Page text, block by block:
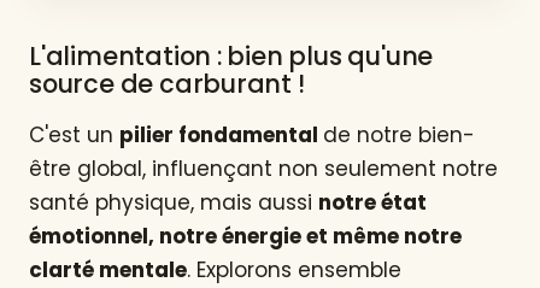
L'alimentation : bien plus qu'une
source de carburant !
C'est un pilier fondamental de notre bien-
être global, influençant non seulement notre
santé physique, mais aussi notre état
émotionnel, notre énergie et même notre
clarté mentale. Explorons ensemble